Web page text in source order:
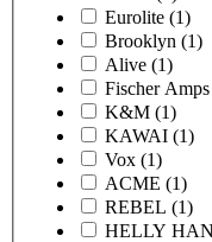
Eurolite (1)
Brooklyn (1)
Alive (1)
Fischer Amps
K&M (1)
KAWAI (1)
Vox (1)
ACME (1)
REBEL (1)
HELLY